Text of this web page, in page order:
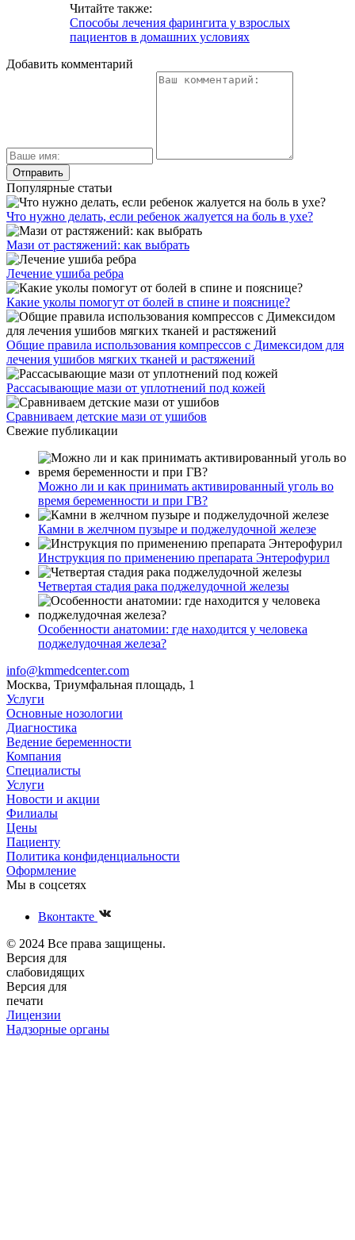
Читайте также:
Способы лечения фарингита у взрослых
пациентов в домашних условиях
Добавить комментарий
Популярные статьи
Что нужно делать, если ребенок жалуется на боль в ухе?
Мази от растяжений: как выбрать
Лечение ушиба ребра
Какие уколы помогут от болей в спине и пояснице?
Общие правила использования компрессов с Димексидом для
лечения ушибов мягких тканей и растяжений
Рассасывающие мази от уплотнений под кожей
Сравниваем детские мази от ушибов
Свежие публикации
Можно ли и как принимать активированный уголь во
время беременности и при ГВ?
Камни в желчном пузыре и поджелудочной железе
Инструкция по применению препарата Энтерофурил
Четвертая стадия рака поджелудочной железы
Особенности анатомии: где находится у человека
поджелудочная железа?
info@kmmedcenter.com
Москва, Триумфальная площадь, 1
Услуги
Основные нозологии
Диагностика
Ведение беременности
Компания
Специалисты
Услуги
Новости и акции
Филиалы
Цены
Пациенту
Политика конфиденциальности
Оформление
Мы в соцсетях
Вконтакте
© 2024 Все права защищены.
Версия для
слабовидящих
Версия для
печати
Лицензии
Надзорные органы